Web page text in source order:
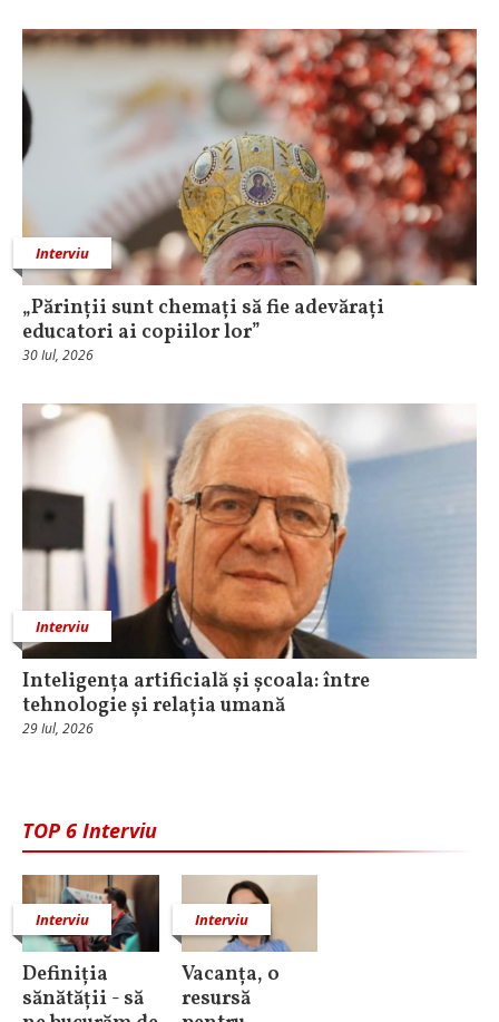
Interviu
„Părinții sunt chemați să fie adevărați
educatori ai copiilor lor”
30 Iul, 2026
Interviu
Inteligența artificială și școala: între
tehnologie și relația umană
29 Iul, 2026
TOP 6 Interviu
Interviu
Definiția
sănătății - să
Interviu
Vacanța, o
resursă